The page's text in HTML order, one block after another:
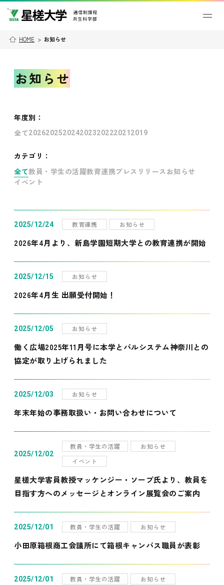
HOME > お知らせ
お知らせ
年度別 ：
全て202620252024202320222021 2019
カテゴリ：
全て教員・学生の活躍教育連携プレスリリース お知らせ
イベント
2025/12/24 教育連携 お知らせ
2026年4月より、新島学園短期大学との教育連携が開始
2025/12/15 お知らせ
2026年4月生 出願受付開始！
2025/12/05 お知らせ
働く広場2025年11月号に本学とパルシステム神奈川との
協定が取り上げられました
2025/12/03 お知らせ
年末年始の事務取扱い・お問い合わせについて
2025/12/02
教員・学生の活躍
お知らせ
イベント
星槎大学客員教授マッケンジー・ソープ氏より、教員を
目指す方へのメッセージとオンライン展覧会のご案内
2025/12/01 教員・学生の活躍 お知らせ
小田原箱根商工会議所にて箱根キャンパス職員が表彰
2025/12/01 教員・学生の活躍 お知らせ